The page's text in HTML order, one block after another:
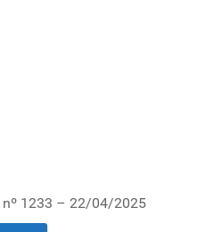
1233 – 22/04/2025